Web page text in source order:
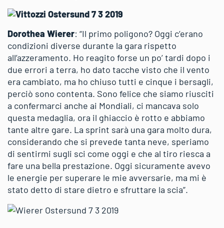
Dorothea Wierer: “Il primo poligono? Oggi c’erano
condizioni diverse durante la gara rispetto
all’azzeramento. Ho reagito forse un po’ tardi dopo i
due errori a terra, ho dato tacche visto che il vento
era cambiato, ma ho chiuso tutti e cinque i bersagli,
perciò sono contenta. Sono felice che siamo riusciti
a confermarci anche ai Mondiali, ci mancava solo
questa medaglia, ora il ghiaccio è rotto e abbiamo
tante altre gare. La sprint sarà una gara molto dura,
considerando che si prevede tanta neve, speriamo
di sentirmi sugli sci come oggi e che al tiro riesca a
fare una bella prestazione. Oggi sicuramente avevo
le energie per superare le mie avversarie, ma mi è
stato detto di stare dietro e sfruttare la scia”.